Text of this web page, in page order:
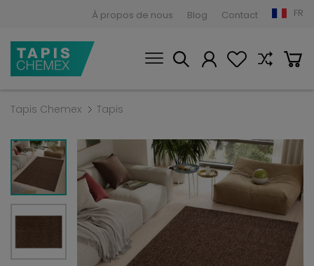
À propos de nous Blog Contact FR
Tapis Chemex Tapis